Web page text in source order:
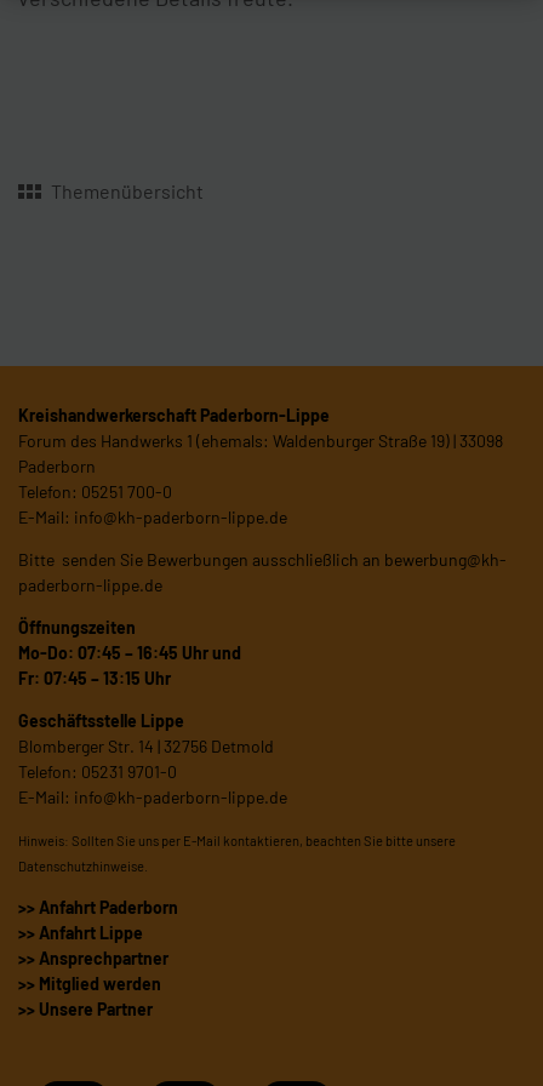
Themenübersicht
Kreishandwerkerschaft Paderborn-Lippe
Forum des Handwerks 1 (ehemals: Waldenburger Straße 19) | 33098
Paderborn
Telefon: 05251 700-0
E-Mail: info@kh-paderborn-lippe.de
Bitte senden Sie Bewerbungen ausschließlich an bewerbung@kh-
paderborn-lippe.de
Öffnungszeiten
Mo-Do: 07:45 – 16:45 Uhr und
Fr: 07:45 – 13:15 Uhr
Geschäftsstelle Lippe
Blomberger Str. 14 | 32756 Detmold
Telefon: 05231 9701-0
E-Mail: info@kh-paderborn-lippe.de
Hinweis: Sollten Sie uns per E-Mail kontaktieren, beachten Sie bitte unsere
Datenschutzhinweise
>> Anfahrt Paderborn
>> Anfahrt Lippe
>> Ansprechpartner
>> Mitglied werden
>> Unsere Partner